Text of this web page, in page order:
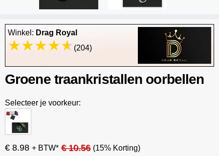
Winkel: Drag Royal
(204)
Groene traankristallen oorbellen
Selecteer je voorkeur:
€ 8.98 + BTW* € 10.56 (15% Korting)